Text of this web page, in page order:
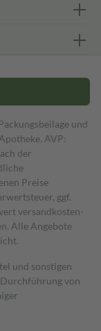
und
AVP:
der
Preise
ggf.
versand­kosten­
Alle Angebote
und sonstigen
von